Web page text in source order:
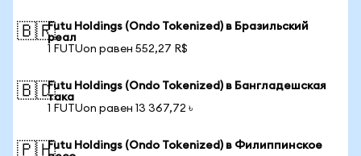
🇧🇷Futu Holdings (Ondo Tokenized) в Бразильский
реал
1 FUTUon равен 552,27 R$
🇧🇩Futu Holdings (Ondo Tokenized) в Бангладешская
така
1 FUTUon равен 13 367,72 ৳
🇵🇭Futu Holdings (Ondo Tokenized) в Филиппинское